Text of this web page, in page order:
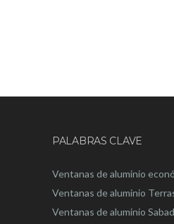
PALABRAS CLAVE
Ventanas de aluminio
Ventanas de aluminio
Ventanas de aluminio